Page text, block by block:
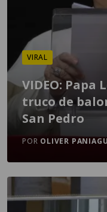
VIRAL
VIDEO: Papa
truco de
San Pedro
POR OLIVER